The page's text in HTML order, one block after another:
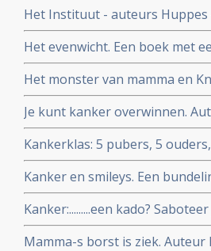
Het Instituut - auteurs
beschrijven uit eigen ervaring
onze gezondheidszorg
Het evenwicht. Een boek met
ziekte, uitgezaaide
Het monster van mamma en
van Marleen Mutsaers (zelf
ouders kanker heeft.
Je kunt kanker overwinnen.
Kankerklas: 5 pubers, 5
Kanker en smileys. Een
Wolffers
Kanker:.........een kado?
Auteur Yvette van Boven
Mamma-s borst is ziek. Auteur